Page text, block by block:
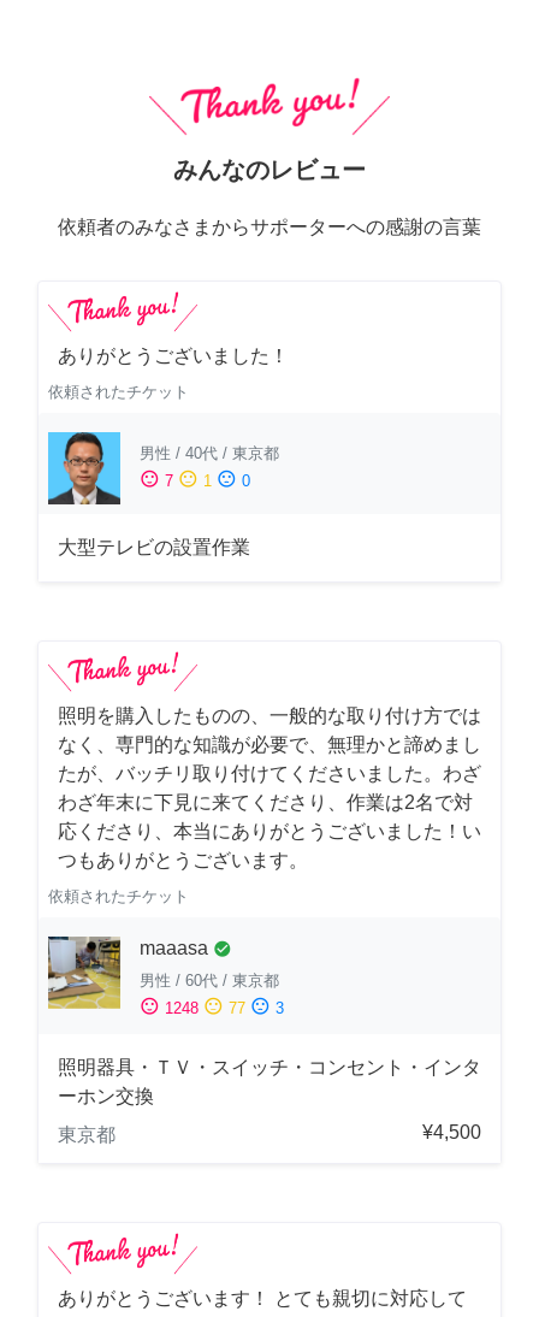
みんなのレビュー
依頼者のみなさまからサポーターへの感謝の言葉
ありがとうございました！
依頼されたチケット
男性 / 40代 / 東京都
sentiment_satisfied 7 sentiment_neutral 1 sentiment_dissatisfied 0
大型テレビの設置作業
照明を購入したものの、一般的な取り付け方では
なく、専門的な知識が必要で、無理かと諦めまし
たが、バッチリ取り付けてくださいました。わざ
わざ年末に下見に来てくださり、作業は2名で対
応くださり、本当にありがとうございました！い
つもありがとうございます。
依頼されたチケット
maaasa check_circle
男性 / 60代 / 東京都
sentiment_satisfied 1248 sentiment_neutral 77 sentiment_dissatisfied 3
照明器具・ＴＶ・スイッチ・コンセント・インタ
ーホン交換
東京都
¥4,500
ありがとうございます！ とても親切に対応して